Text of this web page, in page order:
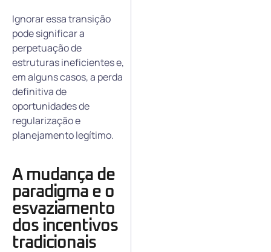
Ignorar essa transição
pode significar a
perpetuação de
estruturas ineficientes e,
em alguns casos, a perda
definitiva de
oportunidades de
regularização e
planejamento legítimo.
A mudança de
paradigma e o
esvaziamento
dos incentivos
tradicionais